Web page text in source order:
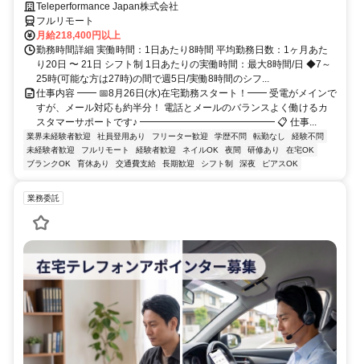
Teleperformance Japan株式会社
フルリモート
月給218,400円以上
勤務時間詳細 実働時間：1日あたり8時間 平均勤務日数：1ヶ月あた
り20日 〜 21日 シフト制 1日あたりの実働時間：最大8時間/日 ◆7～
25時(可能な方は27時)の間で週5日/実働8時間のシフ...
仕事内容 ━━ 📅8月26日(水)在宅勤務スタート！━━ 受電がメインで
すが、メール対応も約半分！ 電話とメールのバランスよく働けるカ
スタマーサポートです♪ ━━━━━━━━━━━━━━ 📋 仕事...
業界未経験者歓迎 社員登用あり フリーター歓迎 学歴不問 転勤なし
経験不問
未経験者歓迎
フルリモート 経験者歓迎 ネイルOK 夜間 研修あり
在宅OK
ブランクOK
育休あり 交通費支給 長期歓迎 シフト制 深夜 ピアスOK
業務委託